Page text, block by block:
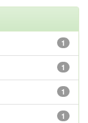
1
1
1
1